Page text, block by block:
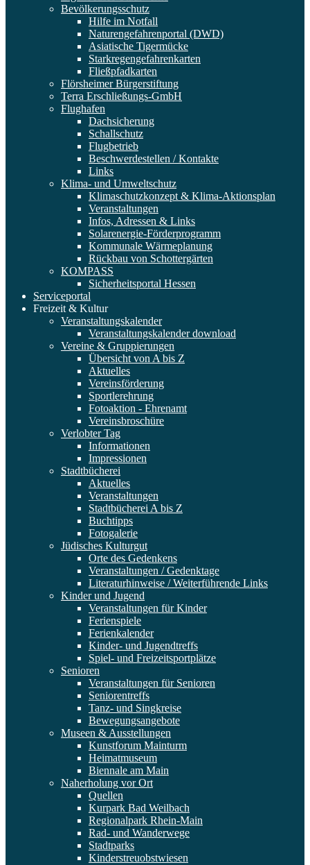
Bevölkerungsschutz
Hilfe im Notfall
Naturengefahrenportal (DWD)
Asiatische Tigermücke
Starkregengefahrenkarten
Fließpfadkarten
Flörsheimer Bürgerstiftung
Terra Erschließungs-GmbH
Flughafen
Dachsicherung
Schallschutz
Flugbetrieb
Beschwerdestellen / Kontakte
Links
Klima- und Umweltschutz
Klimaschutzkonzept & Klima-Aktionsplan
Veranstaltungen
Infos, Adressen & Links
Solarenergie-Förderprogramm
Kommunale Wärmeplanung
Rückbau von Schottergärten
KOMPASS
Sicherheitsportal Hessen
Serviceportal
Freizeit & Kultur
Veranstaltungskalender
Veranstaltungskalender download
Vereine & Gruppierungen
Übersicht von A bis Z
Aktuelles
Vereinsförderung
Sportlerehrung
Fotoaktion - Ehrenamt
Vereinsbroschüre
Verlobter Tag
Informationen
Impressionen
Stadtbücherei
Aktuelles
Veranstaltungen
Stadtbücherei A bis Z
Buchtipps
Fotogalerie
Jüdisches Kulturgut
Orte des Gedenkens
Veranstaltungen / Gedenktage
Literaturhinweise / Weiterführende Links
Kinder und Jugend
Veranstaltungen für Kinder
Ferienspiele
Ferienkalender
Kinder- und Jugendtreffs
Spiel- und Freizeitsportplätze
Senioren
Veranstaltungen für Senioren
Seniorentreffs
Tanz- und Singkreise
Bewegungsangebote
Museen & Ausstellungen
Kunstforum Mainturm
Heimatmuseum
Biennale am Main
Naherholung vor Ort
Quellen
Kurpark Bad Weilbach
Regionalpark Rhein-Main
Rad- und Wanderwege
Stadtparks
Kinderstreuobstwiesen